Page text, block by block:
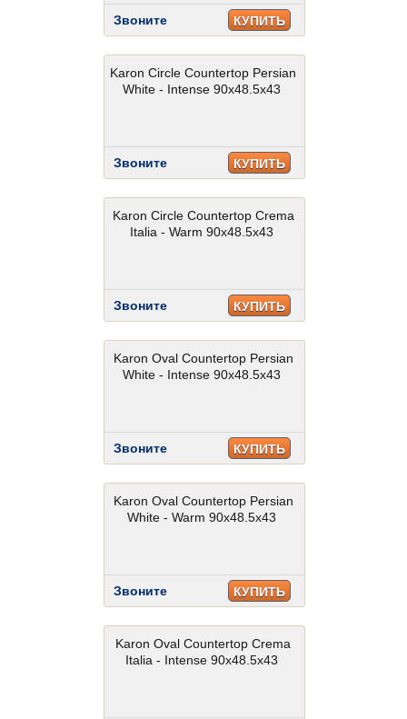
Звоните КУПИТЬ
Karon Circle Countertop Persian
White - Intense 90x48.5x43
Звоните КУПИТЬ
Karon Circle Countertop Crema
Italia - Warm 90x48.5x43
Звоните КУПИТЬ
Karon Oval Countertop Persian
White - Intense 90x48.5x43
Звоните КУПИТЬ
Karon Oval Countertop Persian
White - Warm 90x48.5x43
Звоните КУПИТЬ
Karon Oval Countertop Crema
Italia - Intense 90x48.5x43